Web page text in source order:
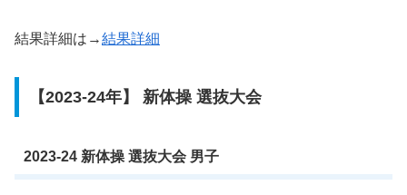
結果詳細は→結果詳細
【2023-24年】 新体操 選抜大会
2023-24 新体操 選抜大会 男子